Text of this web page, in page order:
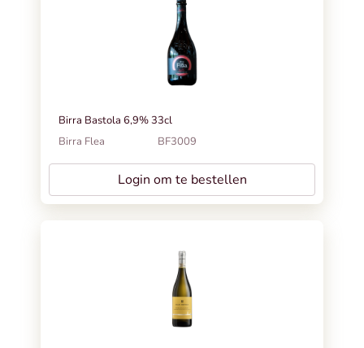
Birra Bastola 6,9% 33cl
Birra Flea
BF3009
Login om te bestellen